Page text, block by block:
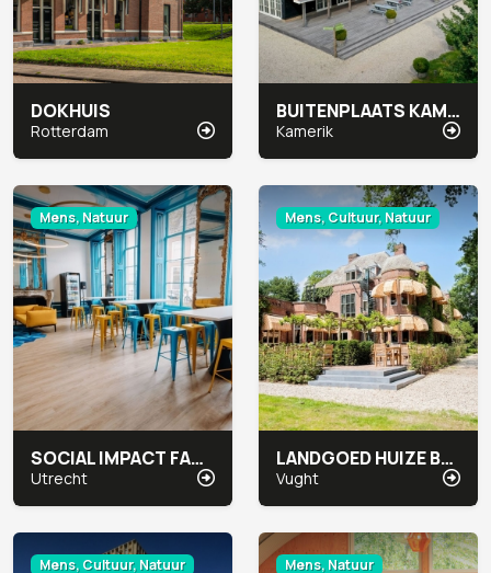
DOKHUIS
Rotterdam
BUITENPLAATS KAMERYCK
Kamerik
Mens, Natuur
SOCIAL IMPACT FACTORY AAN DE GRACHT
Utrecht
Mens, Cultuur, Natuur
LANDGOED HUIZE BERGEN
Vught
Mens, Cultuur, Natuur Mens, Natuur